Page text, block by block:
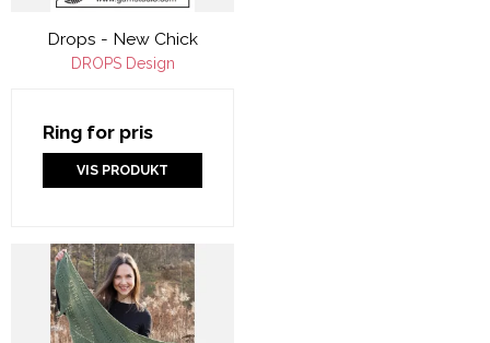
Drops - New Chick
DROPS Design
Ring for pris
VIS PRODUKT